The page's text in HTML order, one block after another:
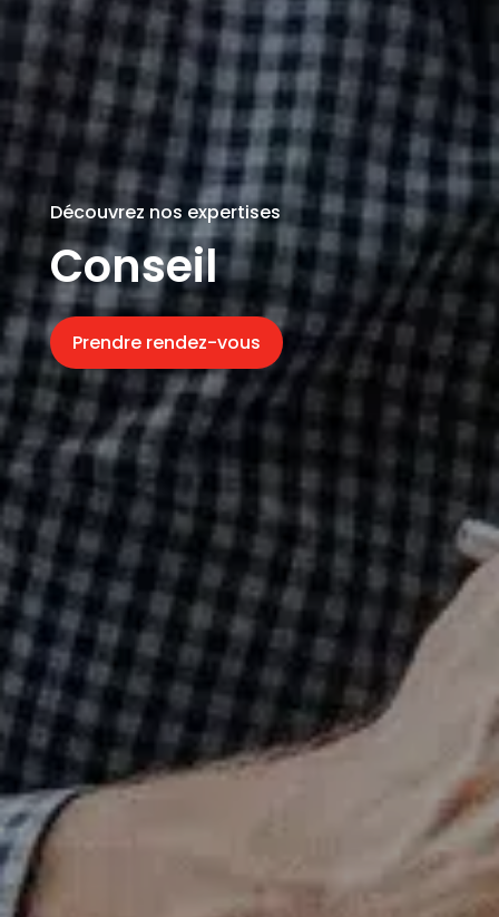
Découvrez nos expertises
Conseil
Prendre rendez-vous